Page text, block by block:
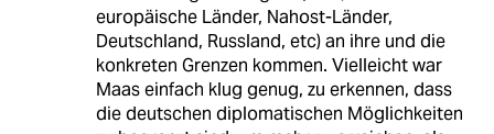
europäische Länder, Nahost-Länder,
Deutschland, Russland, etc) an ihre und die
konkreten Grenzen kommen. Vielleicht war
Maas einfach klug genug, zu erkennen, dass
die deutschen diplomatischen Möglichkeiten